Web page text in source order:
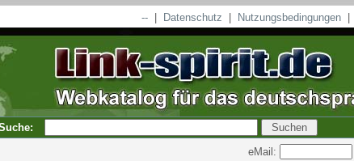
-- Datenschutz Nutzungsbedingungen
eMail: